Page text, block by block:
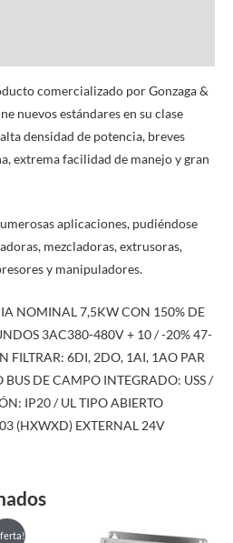
comercializado por Gonzaga &
nuevos estándares en su clase
densidad de potencia, breves
extrema facilidad de manejo y gran
aplicaciones, pudiéndose
mezcladoras, extrusoras,
y manipuladores.
NOMINAL 7,5KW CON 150% DE
3AC380-480V + 10 / -20% 47-
FILTRAR: 6DI, 2DO, 1AI, 1AO PAR
DE CAMPO INTEGRADO: USS /
IP20 / UL TIPO ABIERTO
(HXWXD) EXTERNAL 24V